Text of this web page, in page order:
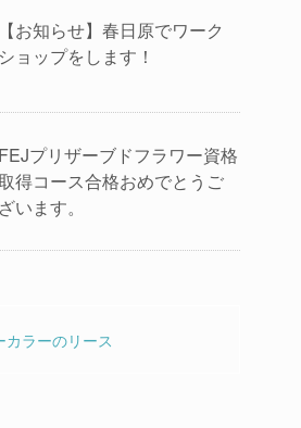
【お知らせ】春日原でワーク
ショップをします！
FEJプリザーブドフラワー資格
得コース合格おめでとうご
ざいます。
カラーのリース